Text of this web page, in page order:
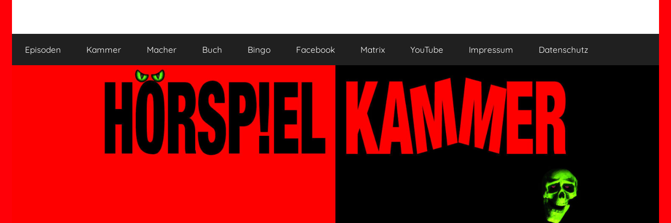
springen
HÖRSPIELKAMMER
verjährt
nicht!
Episoden Kammer Macher Buch Bingo Facebook Matrix YouTube Impressum Datenschutz